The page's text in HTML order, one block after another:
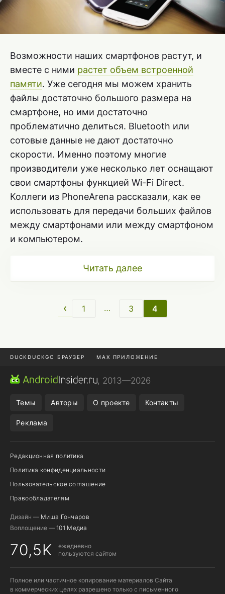
Возможности наших смартфонов растут, и
вместе с ними растет объем встроенной
памяти. Уже сегодня мы можем хранить
файлы достаточно большого размера на
смартфоне, но ими достаточно
проблематично делиться. Bluetooth или
сотовые данные не дают достаточно
скорости. Именно поэтому многие
производители уже несколько лет оснащают
свои смартфоны функцией Wi-Fi Direct.
Коллеги из PhoneArena рассказали, как ее
использовать для передачи больших файлов
между смартфонами или между смартфоном
и компьютером.
Читать далее
‹ 1 … 3 4
DUCKDUCKGO БРАУЗЕР MAX ПРИЛОЖЕНИЕ
ПРИЛОЖЕНИЯ ANDROID
, 2013—2026
Темы Авторы О проекте Контакты
Реклама
Редакционная политика
Политика конфиденциальности
Пользовательское соглашение
Правообладателям
Дизайн — Миша Гончаров
Воплощение — 101 Медиа
70,5K
ежедневно
пользуются сайтом
Полное или частичное копирование материалов Сайта
в коммерческих целях разрешено только с письменного